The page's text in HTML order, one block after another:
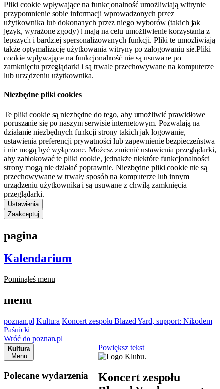
Pliki cookie wpływające na funkcjonalność umożliwiają witrynie
przypomnienie sobie informacji wprowadzonych przez
użytkownika lub dokonanych przez niego wyborów (takich jak
język, wyrażone zgody) i mają na celu umożliwienie korzystania z
lepszych i bardziej spersonalizowanych funkcji. Pliki te umożliwiają
także optymalizację użytkowania witryny po zalogowaniu się.Pliki
cookie wpływające na funkcjonalność nie są usuwane po
zamknięciu przeglądarki i są trwale przechowywane na komputerze
lub urządzeniu użytkownika.
Niezbędne pliki cookies
Te pliki cookie są niezbędne do tego, aby umożliwić prawidłowe
poruszanie się po naszym serwisie internetowym. Pozwalają na
działanie niezbędnych funkcji strony takich jak logowanie,
ustawienia preferencji prywatności lub zapewnienie bezpieczeństwa
i nie mogą być wyłączone. Możesz zmienić ustawienia przeglądarki,
aby zablokować te pliki cookie, jednakże niektóre funkcjonalności
strony mogą nie działać poprawnie. Niezbędne pliki cookie nie są
przechowywane w trwały sposób na komputerze lub innym
urządzeniu użytkownika i są usuwane z chwilą zamknięcia
przeglądarki.
Ustawienia
Zaakceptuj
pagina
Kalendarium
Pominąłeś menu
menu
poznan.pl Kultura Koncert zespołu Blazed Yard, support: Nikodem
Paśnicki
Wróć do poznan.pl
Kultura
Menu
Polecane wydarzenia
Powiększ tekst
Koncert zespołu